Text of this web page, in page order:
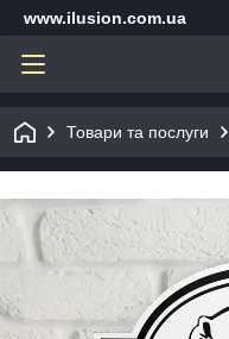
www.ilusion.com.ua
Товари та послуги